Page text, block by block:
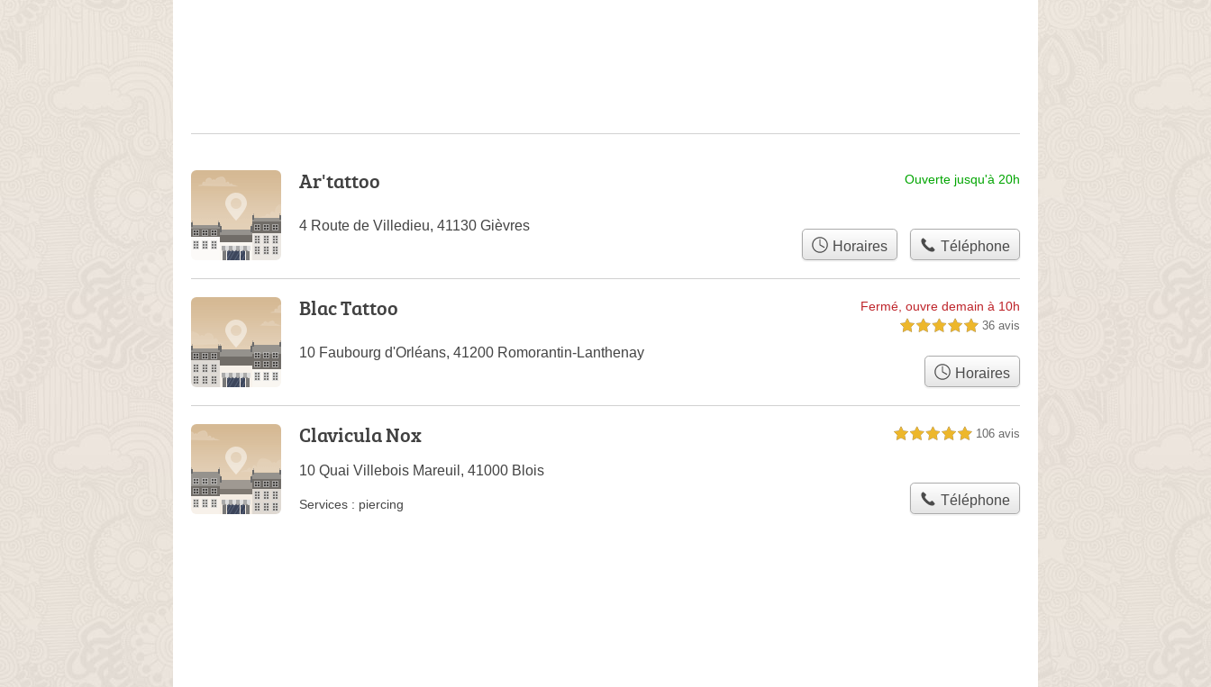
Ar'tattoo
4 Route de Villedieu, 41130 Gièvres
Ouverte jusqu'à 20h
Horaires Téléphone
Blac Tattoo
10 Faubourg d'Orléans, 41200 Romorantin-Lanthenay
Fermé, ouvre demain à 10h
5,0 étoiles sur 5 36 avis
Horaires
Clavicula Nox
10 Quai Villebois Mareuil, 41000 Blois
5,0 étoiles sur 5 106 avis
Services : piercing Téléphone